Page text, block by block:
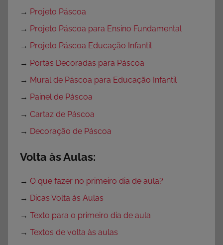
→ Projeto Páscoa
→ Projeto Páscoa para Ensino Fundamental
→ Projeto Páscoa Educação Infantil
→ Portas Decoradas para Páscoa
→ Mural de Páscoa para Educação Infantil
→ Painel de Páscoa
→ Cartaz de Páscoa
→ Decoração de Páscoa
Volta às Aulas:
→ O que fazer no primeiro dia de aula?
→ Dicas Volta às Aulas
→ Texto para o primeiro dia de aula
→ Textos de volta às aulas